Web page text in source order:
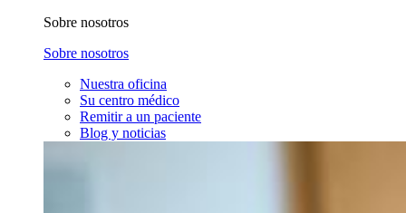
Sobre nosotros
Sobre nosotros
Nuestra oficina
Su centro médico
Remitir a un paciente
Blog y noticias